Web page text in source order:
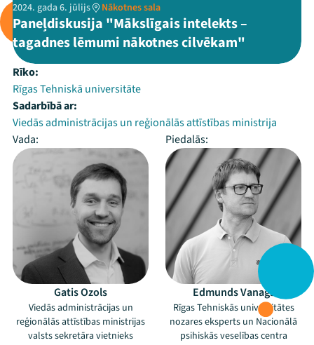
2024. gada 6. jūlijs Nākotnes sala
Paneļdiskusija "Mākslīgais intelekts –
tagadnes lēmumi nākotnes cilvēkam"
Rīko:
Rīgas Tehniskā universitāte
Sadarbībā ar:
Viedās administrācijas un reģionālās attīstības ministrija
Vada:
Piedalās:
Gatis Ozols
Viedās administrācijas un
reģionālās attīstības ministrijas
valsts sekretāra vietnieks
Edmunds Vanags
Rīgas Tehniskās universitātes
nozares eksperts un Nacionālā
psihiskās veselības centra